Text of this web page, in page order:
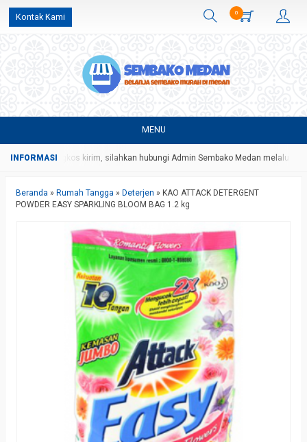
Kontak Kami 0
MENU
harga dan ongkos kirim, silahkan hubungi Admin Sembako Medan melalui
Beranda » Rumah Tangga » Deterjen » KAO ATTACK DETERGENT
POWDER EASY SPARKLING BLOOM BAG 1.2 kg